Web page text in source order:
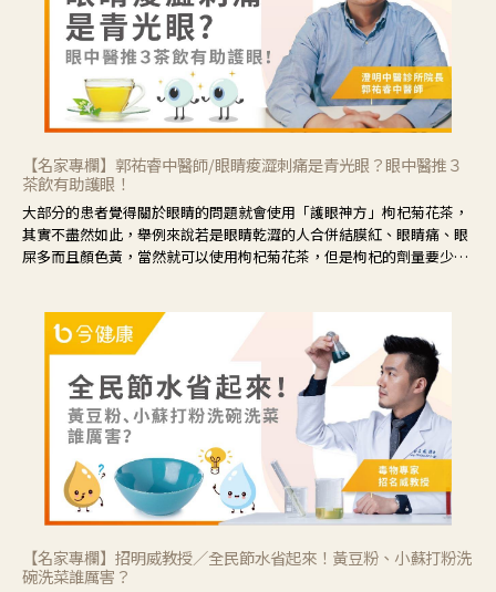
【名家專欄】郭祐睿中醫師/眼睛痠澀刺痛是青光眼？眼中醫推３
茶飲有助護眼！
大部分的患者覺得關於眼睛的問題就會使用「護眼神方」枸杞菊花茶，
其實不盡然如此，舉例來說若是眼睛乾澀的人合併結膜紅、眼睛痛、眼
屎多而且顏色黃，當然就可以使用枸杞菊花茶，但是枸杞的劑量要少，
候就要使用菊花、金銀花來治療；假如單純的眼睛乾澀，結膜沒有紅，
眼睛周圍沒有眼屎，這種情況是屬於「陰虛」，就可以使用枸杞、蓮
藕、麥門冬、山藥等比較滋潤的藥材，效果就更顯著。
【名家專欄】招明威教授／全民節水省起來！黃豆粉、小蘇打粉洗
碗洗菜誰厲害？